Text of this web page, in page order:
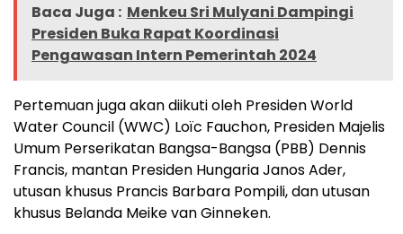
Baca Juga : Menkeu Sri Mulyani Dampingi
Presiden Buka Rapat Koordinasi
Pengawasan Intern Pemerintah 2024
Pertemuan juga akan diikuti oleh Presiden World
Water Council (WWC) Loïc Fauchon, Presiden Majelis
Umum Perserikatan Bangsa-Bangsa (PBB) Dennis
Francis, mantan Presiden Hungaria Janos Ader,
utusan khusus Prancis Barbara Pompili, dan utusan
khusus Belanda Meike van Ginneken.